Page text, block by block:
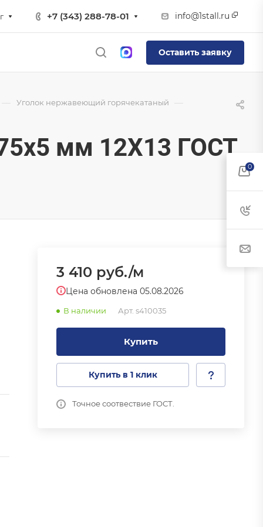
+7 (343) 288-78-01 info@1stall.ru
Оставить заявку
— Уголок нержавеющий горячекатаный —
мм 12Х13 ГОСТ
3 410 руб./м
Цена обновлена 05.08.2026
В наличии Арт. s410035
Купить
Купить в 1 клик
Точное соотвествие ГОСТ.
0